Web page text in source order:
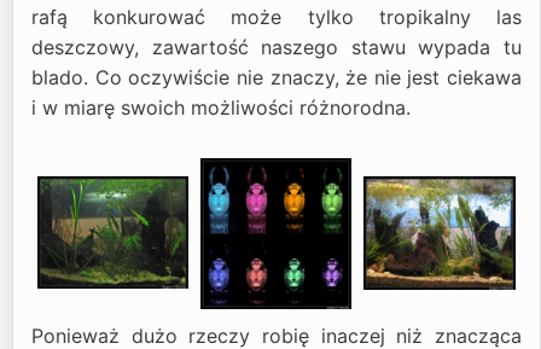
rafą konkurować może tylko tropikalny las
deszczowy, zawartość naszego stawu wypada tu
blado. Co oczywiście nie znaczy, że nie jest ciekawa
i w miarę swoich możliwości różnorodna.
Ponieważ dużo rzeczy robię inaczej niż znacząca